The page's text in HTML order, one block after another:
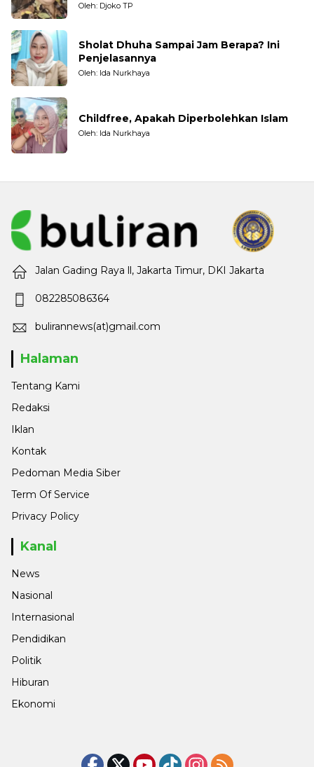
Nelayan Tradisional
Oleh: Djoko TP
Sholat Dhuha Sampai Jam Berapa? Ini
Penjelasannya
Oleh: Ida Nurkhaya
Childfree, Apakah Diperbolehkan Islam
Oleh: Ida Nurkhaya
Jalan Gading Raya ll, Jakarta Timur, DKI Jakarta
082285086364
bulirannews(at)gmail.com
Halaman
Tentang Kami
Redaksi
Iklan
Kontak
Pedoman Media Siber
Term Of Service
Privacy Policy
Kanal
News
Nasional
Internasional
Pendidikan
Politik
Hiburan
Ekonomi